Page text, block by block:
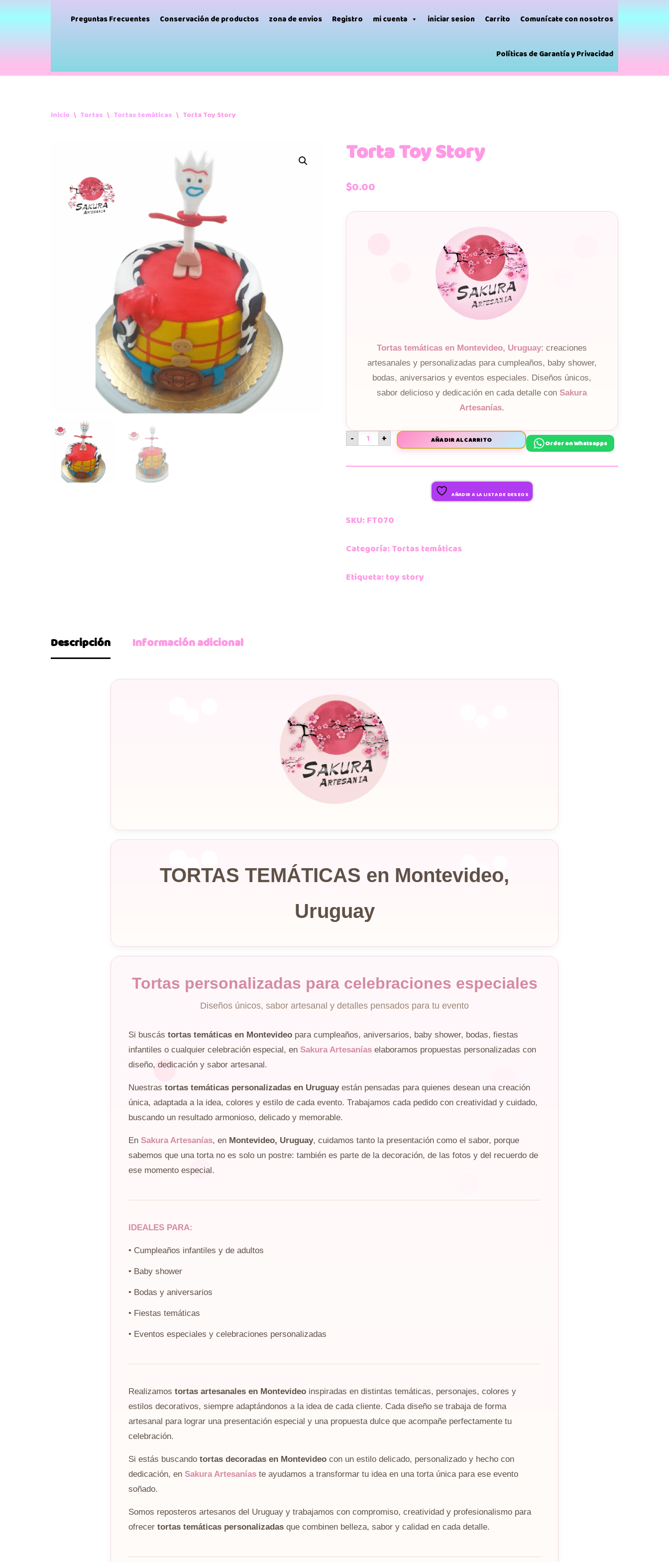
Preguntas Frecuentes Conservación de productos zona de envios Registro mi cuenta iniciar sesion Carrito Comunícate con nosotros
Políticas de Garantía y Privacidad
Inicio \ Tortas \ Tortas temáticas \ Torta Toy Story
Torta Toy Story
$0.00
Tortas temáticas en Montevideo, Uruguay: creaciones
artesanales y personalizadas para cumpleaños, baby shower,
bodas, aniversarios y eventos especiales. Diseños únicos,
sabor delicioso y dedicación en cada detalle conSakura
Artesanías.
- + AÑADIR AL CARRITO Order on Whatsapps
AÑADIR A LA LISTA DE DESEOS
SKU: FT070
Categoría: Tortas temáticas
Etiqueta: toy story
Descripción Información adicional
TORTAS TEMÁTICAS en Montevideo,
Uruguay
Tortas personalizadas para celebraciones especiales
Diseños únicos, sabor artesanal y detalles pensados para tu evento
Si buscás tortas temáticas en Montevideo para cumpleaños, aniversarios, baby shower, bodas, fiestas
infantiles o cualquier celebración especial, en Sakura Artesanías elaboramos propuestas personalizadas con
diseño, dedicación y sabor artesanal.
Nuestras tortas temáticas personalizadas en Uruguayestán pensadas para quienes desean una creación
única, adaptada a la idea, colores y estilo de cada evento. Trabajamos cada pedido con creatividad y cuidado,
buscando un resultado armonioso, delicado y memorable.
En Sakura Artesanías, en Montevideo, Uruguay, cuidamos tanto la presentación como el sabor, porque
sabemos que una torta no es solo un postre: también es parte de la decoración, de las fotos y del recuerdo de
ese momento especial.
IDEALES PARA:
• Cumpleaños infantiles y de adultos
• Baby shower
• Bodas y aniversarios
• Fiestas temáticas
• Eventos especiales y celebraciones personalizadas
Realizamos tortas artesanales en Montevideo inspiradas en distintas temáticas, personajes, colores y
estilos decorativos, siempre adaptándonos a la idea de cada cliente. Cada diseño se trabaja de forma
artesanal para lograr una presentación especial y una propuesta dulce que acompañe perfectamente tu
celebración.
Si estás buscando tortas decoradas en Montevideo con un estilo delicado, personalizado y hecho con
dedicación, en Sakura Artesanías te ayudamos a transformar tu idea en una torta única para ese evento
soñado.
Somos reposteros artesanos del Uruguay y trabajamos con compromiso, creatividad y profesionalismo para
ofrecer tortas temáticas personalizadas que combinen belleza, sabor y calidad en cada detalle.